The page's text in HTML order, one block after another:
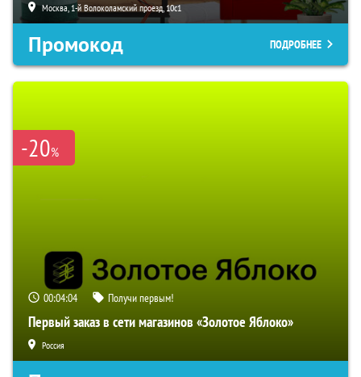
Москва, 1-й Волоколамский проезд, 10с1
Промокод ПОДРОБНЕЕ
-20%
00:04:04 Получи первым!
Первый заказ в сети магазинов «Золотое Яблоко»
Россия